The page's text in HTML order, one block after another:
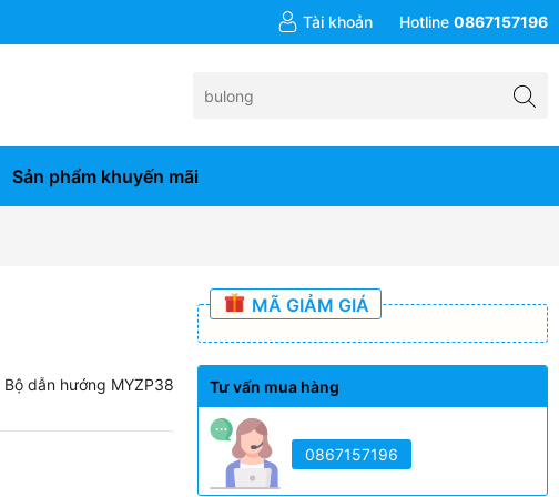
Tài khoản Hotline 0867157196
Sản phẩm khuyến mãi
Bộ dẫn hướng MYZP38
MÃ GIẢM GIÁ
Tư vấn mua hàng
0867157196